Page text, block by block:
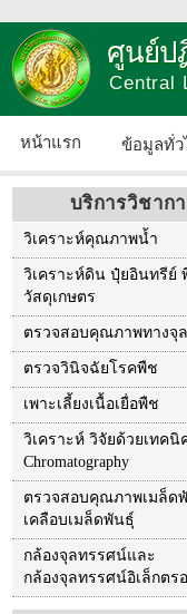
ศูนย์ป
Central
หน้าแรก ข้อมูลทั่ว
บริการวิชาก
วิเคราะห์คุณภาพน้ำ
วิเคราะห์ดิน ปุ๋ยอินทรีย์
วัสดุเกษตร
ตรวจสอบคุณภาพทางจุ
ตรวจวินิจฉัยโรคพืช
เพาะเลี้ยงเนื้อเยื่อพืช
วิเคราะห์ วิจัยด้วยเทคนิ
Chromatography
ตรวจสอบคุณภาพเมล็ด
เคลือบเมล็ดพันธุ์
กล้องจุลทรรศน์และ
กล้องจุลทรรศน์อิเล็กตร